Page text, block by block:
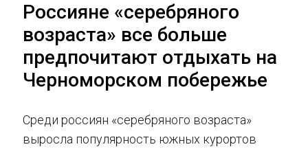
Россияне «серебряного
возраста» все больше
предпочитают отдыхать на
Черноморском побережье
Среди россиян «серебряного возраста»
выросла популярность южных курортов